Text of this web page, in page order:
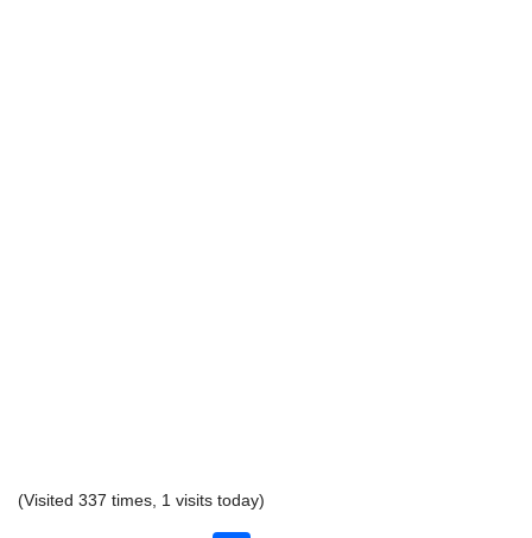
(Visited 337 times, 1 visits today)